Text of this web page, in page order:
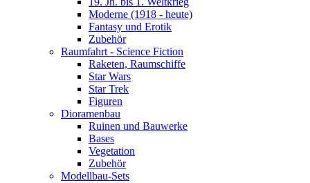
Moderne (1918 - heute)
Fantasy und Erotik
Zubehör
Raumfahrt - Science Fiction
Raketen, Raumschiffe
Star Wars
Star Trek
Figuren
Dioramenbau
Ruinen und Bauwerke
Bases
Vegetation
Zubehör
Modellbau-Sets